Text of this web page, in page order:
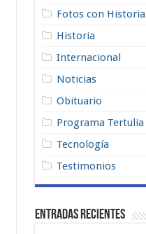
Fotos con Historia
Historia
Internacional
Noticias
Obituario
Programa Tertulia
Tecnología
Testimonios
Entradas recientes